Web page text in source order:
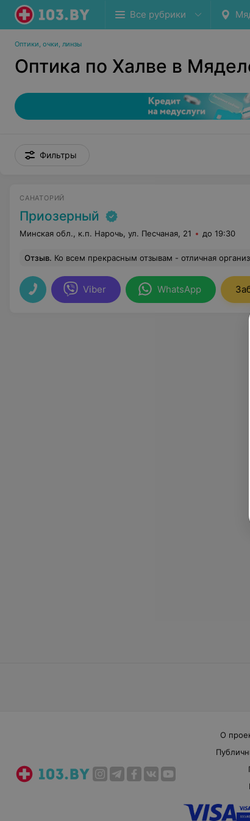
Все рубрики
Оптики, очки, линзы
Оптика по Халве в
Фильтры
САНАТОРИЙ
Приозерный
Минская обл., к.п. Нарочь, ул. Песчаная, 21 до 19:30
Отзыв. Ко всем прекрасным отзывам - отличная организация досуга. Каждый день танцевальные вечера, а музыка!.. И очень хорошее
Viber WhatsApp
О